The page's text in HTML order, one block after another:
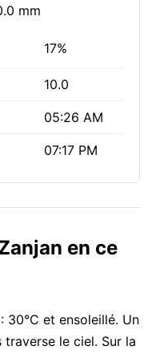
mm
17%
10.0
05:26 AM
07:17 PM
en ce
30°C et ensoleillé. Un
le ciel. Sur la